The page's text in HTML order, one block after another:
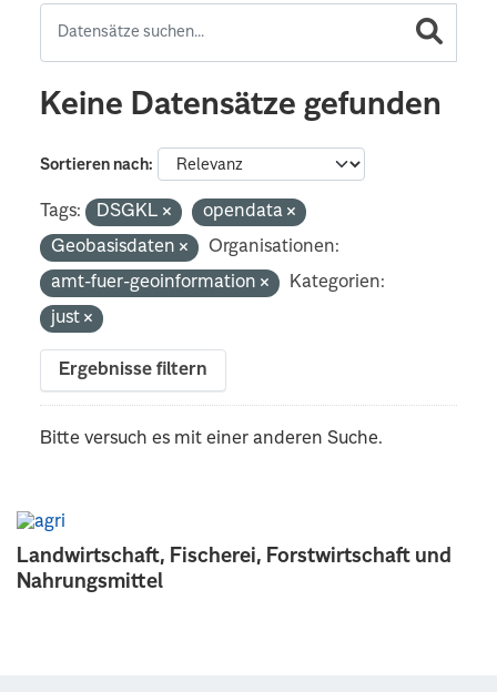
Landwirtschaft, Fischerei, Forstwirtschaft und
Nahrungsmittel
Keine Datensätze gefunden
Sortieren nach
Tags: DSGKL
opendata
Geobasisdaten
Organisationen:
amt-fuer-geoinformation
Kategorien:
just
Ergebnisse filtern
Bitte versuch es mit einer anderen Suche.